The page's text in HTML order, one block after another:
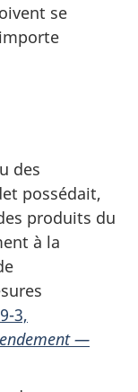
se
des
possédait,
produits du
à la
3,
—